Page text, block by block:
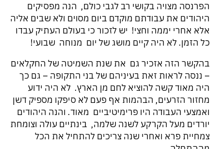
הפרנסה מצויה בקושי רב לגבי כולם, הנה מפסיקים
היהודים את עבודתם מוקדם ביום מסוים ולא שבים אליה
אלא אחרי יממה וחצי! יש לזכור כי בעולם העתיק עבדו
כל הזמן. לא היה קיים מושג של יום מנוחה שבועי!
בהקשר הזה אזכיר גם את שנת השמיטה של החקלאים
– ננסה לראות זאת בעיניהם של בני התקופה – גם כך
היה מאוד קשה להוציא לחם מן הארץ. לא היה ידוע
מחזור הזרעים, הבהמות אף פעם לא סיפקו מספיק דשן
ואמצעי העבודה היו פרימיטיביים מאוד. והנה היהודים
יורדים מעל הקרקע לשנה שלמה, בינתיים עולה וצומחת
צמחיית פרא ואחרי שנה צריכים להתחיל את הכל